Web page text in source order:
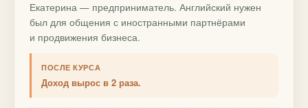
Екатерина — предприниматель. Английский нужен
был для общения с иностранными партнёрами
и продвижения бизнеса.
ПОСЛЕ КУРСА
Доход вырос в 2 раза.